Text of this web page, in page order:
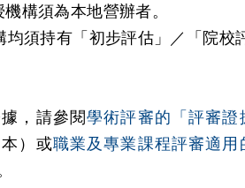
構須為本地營辦者。
均須持有「初步評估」／「院校
，請參閱學術評審的「評審證
本）或職業及專業課程評審適用